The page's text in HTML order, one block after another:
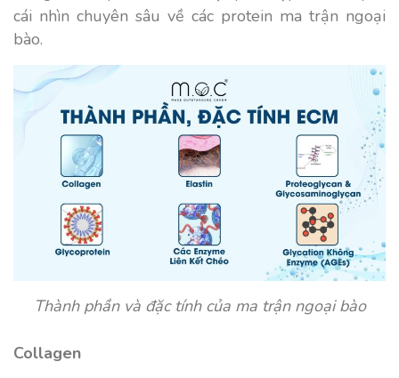
cái nhìn chuyên sâu về các protein ma trận ngoại
bào.
Thành phần và đặc tính của ma trận ngoại bào
Collagen